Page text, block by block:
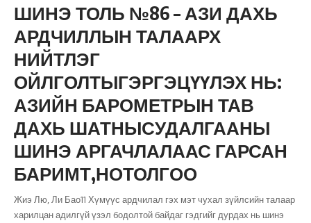
ШИНЭ ТОЛЬ №86 – АЗИ ДАХЬ
АРДЧИЛЛЫН ТАЛААРХ
НИЙТЛЭГ
ОЙЛГОЛТЫГЭРГЭЦҮҮЛЭХ НЬ:
АЗИЙН БАРОМЕТРЫН ТАВ
ДАХЬ ШАТНЫСУДАЛГААНЫ
ШИНЭ АРГАЧЛАЛААС ГАРСАН
БАРИМТ,НОТОЛГОО
Жиэ Лю, Ли Бао11 Хүмүүс ардчилал гэх мэт чухал зүйлсийн талаар
харилцан адилгүй үзэл бодолтой байдаг гэдгийг дурдах нь шинэ